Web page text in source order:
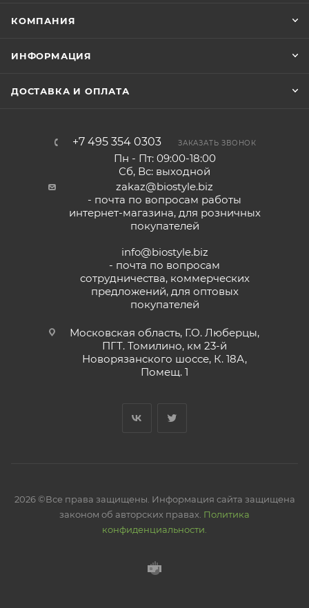
КОМПАНИЯ
ИНФОРМАЦИЯ
ДОСТАВКА И ОПЛАТА
+7 495 354 0303 ЗАКАЗАТЬ ЗВОНОК
Пн - Пт: 09:00-18:00
Сб, Вс: выходной
zakaz@biostyle.biz
- почта по вопросам работы
интернет-магазина, для розничных
покупателей
info@biostyle.biz
- почта по вопросам
сотрудничества, коммерческих
предложений, для оптовых
покупателей
Московская область, Г.О. Люберцы,
ПГТ. Томилино, км 23-й
Новорязанского шоссе, К. 18А,
Помещ. 1
2026 ©Все права защищены. Информация сайта защищена
законом об авторских правах. Политика
конфиденциальности.